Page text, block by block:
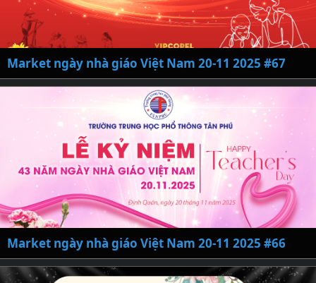
Market ngày nhà giáo Việt Nam 20-11 2025 #67
Market ngày nhà giáo Việt Nam 20-11 2025 #66